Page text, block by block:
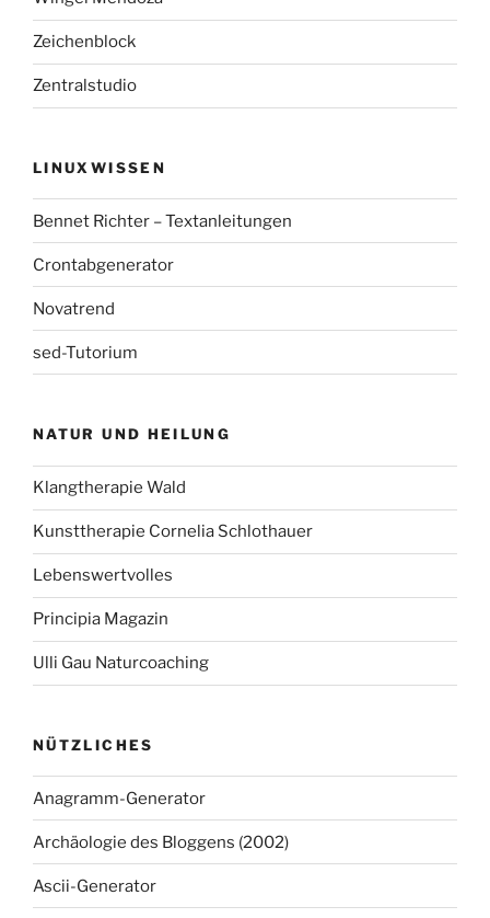
Zeichenblock
Zentralstudio
LINUXWISSEN
Bennet Richter – Textanleitungen
Crontabgenerator
Novatrend
sed-Tutorium
NATUR UND HEILUNG
Klangtherapie Wald
Kunsttherapie Cornelia Schlothauer
Lebenswertvolles
Principia Magazin
Ulli Gau Naturcoaching
NÜTZLICHES
Anagramm-Generator
Archäologie des Bloggens (2002)
Ascii-Generator